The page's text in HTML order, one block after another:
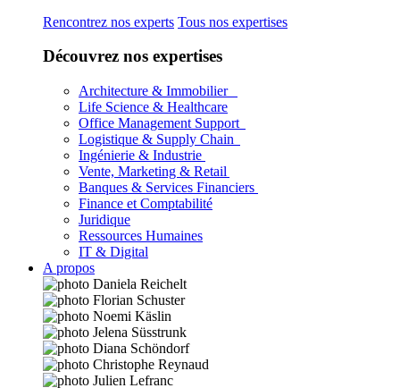
Rencontrez nos experts Tous nos expertises
Découvrez nos expertises
Architecture & Immobilier
Life Science & Healthcare
Office Management Support
Logistique & Supply Chain
Ingénierie & Industrie
Vente, Marketing & Retail
Banques & Services Financiers
Finance et Comptabilité
Juridique
Ressources Humaines
IT & Digital
A propos